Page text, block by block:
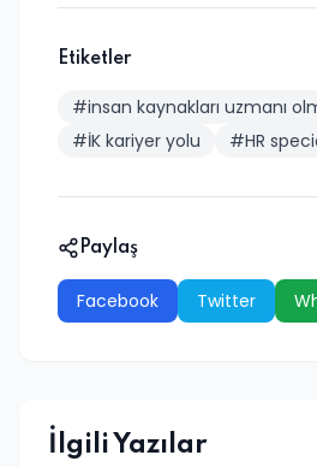
Etiketler
#insan kaynakları uzmanı
#İK kariyer yolu
#HR
Paylaş
Facebook Twitter
İlgili Yazılar